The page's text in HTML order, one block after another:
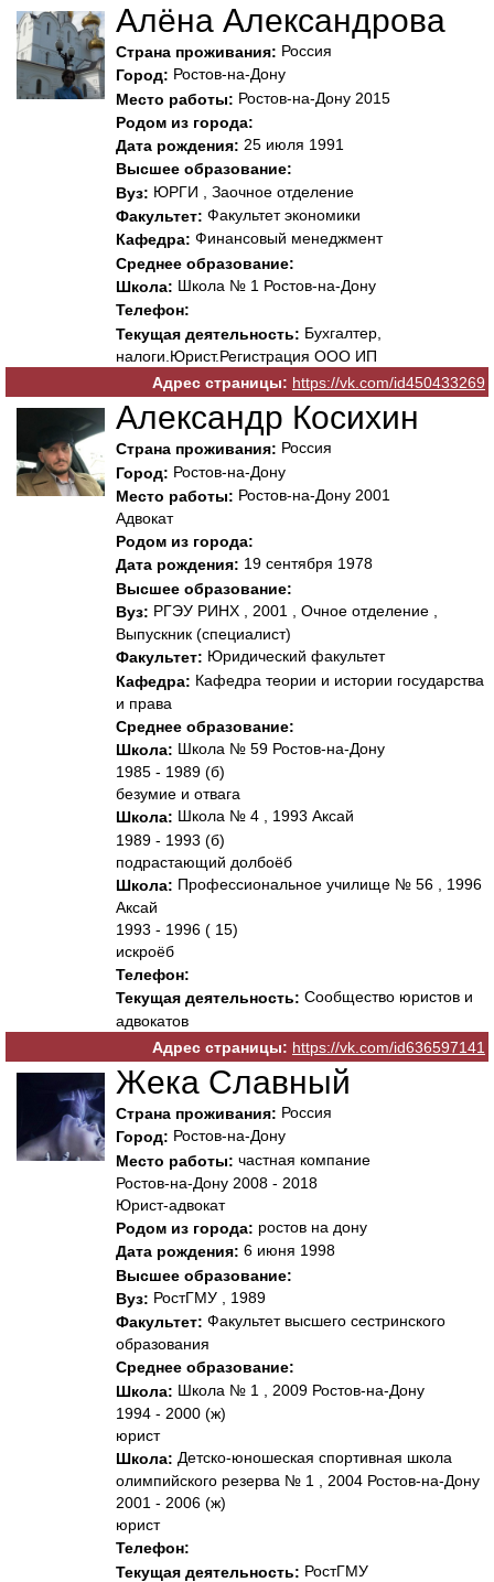
Алёна Александрова
Страна проживания: Россия
Город: Ростов-на-Дону
Место работы: Ростов-на-Дону 2015
Родом из города:
Дата рождения: 25 июля 1991
Высшее образование:
Вуз: ЮРГИ , Заочное отделение
Факультет: Факультет экономики
Кафедра: Финансовый менеджмент
Среднее образование:
Школа: Школа № 1 Ростов-на-Дону
Телефон:
Текущая деятельность: Бухгалтер,
налоги.Юрист.Регистрация ООО ИП
Адрес страницы: https://vk.com/id450433269
Александр Косихин
Страна проживания: Россия
Город: Ростов-на-Дону
Место работы: Ростов-на-Дону 2001
Адвокат
Родом из города:
Дата рождения: 19 сентября 1978
Высшее образование:
Вуз: РГЭУ РИНХ , 2001 , Очное отделение ,
Выпускник (специалист)
Факультет: Юридический факультет
Кафедра: Кафедра теории и истории государства
и права
Среднее образование:
Школа: Школа № 59 Ростов-на-Дону
1985 - 1989 (б)
безумие и отвага
Школа: Школа № 4 , 1993 Аксай
1989 - 1993 (б)
подрастающий долбоёб
Школа: Профессиональное училище № 56 , 1996
Аксай
1993 - 1996 ( 15)
искроёб
Телефон:
Текущая деятельность: Сообщество юристов и
адвокатов
Адрес страницы: https://vk.com/id636597141
Жека Славный
Страна проживания: Россия
Город: Ростов-на-Дону
Место работы: частная компание
Ростов-на-Дону 2008 - 2018
Юрист-адвокат
Родом из города: ростов на дону
Дата рождения: 6 июня 1998
Высшее образование:
Вуз: РостГМУ , 1989
Факультет: Факультет высшего сестринского
образования
Среднее образование:
Школа: Школа № 1 , 2009 Ростов-на-Дону
1994 - 2000 (ж)
юрист
Школа: Детско-юношеская спортивная школа
олимпийского резерва № 1 , 2004 Ростов-на-Дону
2001 - 2006 (ж)
юрист
Телефон:
Текущая деятельность: РостГМУ